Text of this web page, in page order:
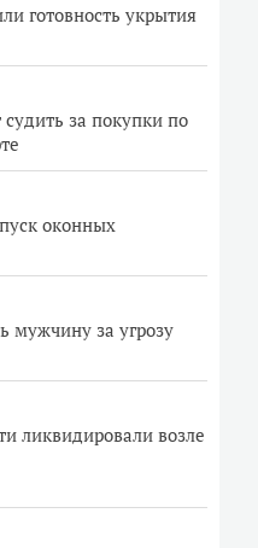
готовность укрытия
за покупки по
оконных
мужчину за угрозу
ликвидировали возле